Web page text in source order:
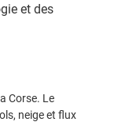
et des
Corse. Le
neige et flux